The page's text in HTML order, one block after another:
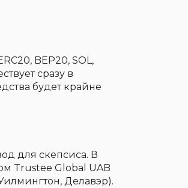
BEP20, SOL,
сразу в
будет крайне
для скепсиса. В
Trustee Global UAB
Делавэр).